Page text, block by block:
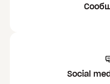
Social